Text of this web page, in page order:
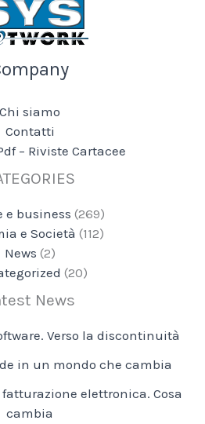
Chi siamo
Contatti
– Riviste Cartacee
e business (269)
e Società (112)
News (2)
(20)
News
Verso la discontinuità
in un mondo che cambia
elettronica. Cosa
cambia